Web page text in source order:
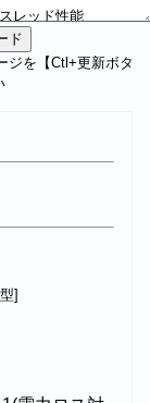
ド
ジを【Ctl+更新ボタ
]